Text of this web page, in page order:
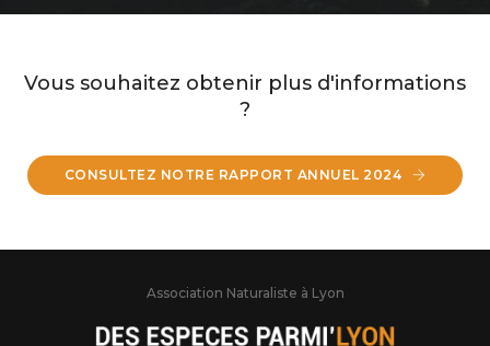
Vous souhaitez obtenir plus d'informations
?
CONSULTEZ NOTRE RAPPORT ANNUEL 2024
Association Naturaliste à Lyon